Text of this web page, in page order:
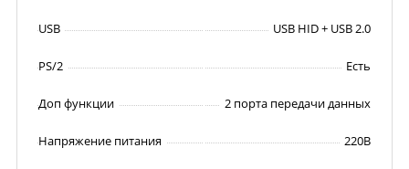
USB USB HID + USB 2.0
PS/2 Есть
Доп функции 2 порта передачи данных
Напряжение питания 220В